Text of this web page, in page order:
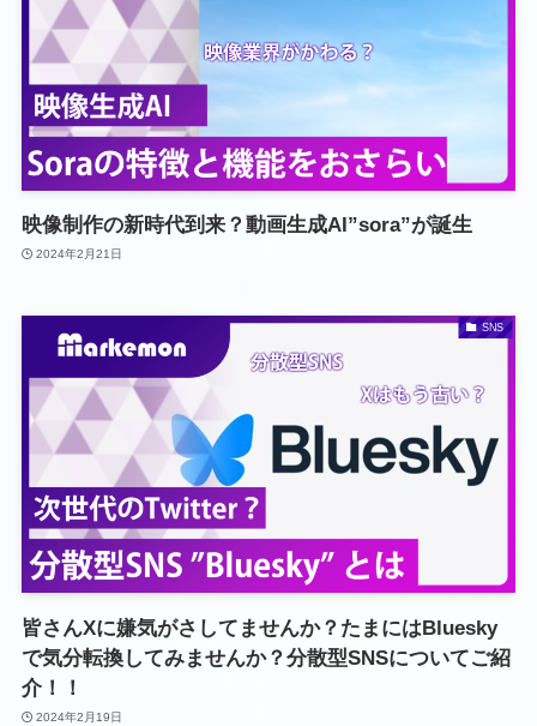
映像制作の新時代到来？動画生成AI”sora”が誕生
2024年2月21日
SNS
皆さんXに嫌気がさしてませんか？たまにはBluesky
で気分転換してみませんか？分散型SNSについてご紹
介！！
2024年2月19日